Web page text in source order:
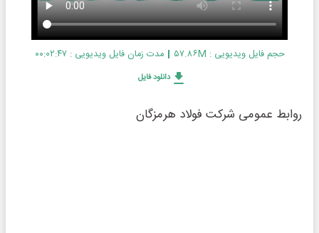
حجم فایل ویدیویی : ۵۷.۸۶M مدت زمان فایل ویدیویی : ۰۰:۰۲:۴۷
دانلود فایل
روابط عمومی شرکت فولاد هرمزگان